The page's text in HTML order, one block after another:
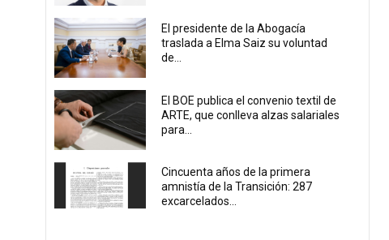
El presidente de la Abogacía
traslada a Elma Saiz su voluntad
de...
El BOE publica el convenio textil de
ARTE, que conlleva alzas salariales
para...
Cincuenta años de la primera
amnistía de la Transición: 287
excarcelados...